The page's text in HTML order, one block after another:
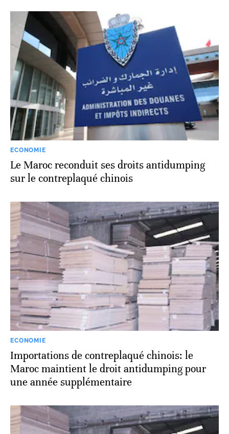
ECONOMIE
Le Maroc reconduit ses droits antidumping
sur le contreplaqué chinois
ECONOMIE
Importations de contreplaqué chinois: le
Maroc maintient le droit antidumping pour
une année supplémentaire